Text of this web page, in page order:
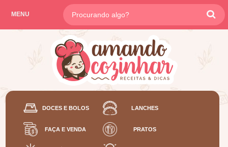
MENU
DOCES E BOLOS LANCHES
FAÇA E VENDA PRATOS